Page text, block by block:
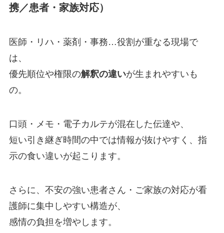
携／患者・家族対応）
医師・リハ・薬剤・事務…役割が重なる現場で
は、
優先順位や権限の解釈の違いが生まれやすいも
の。
口頭・メモ・電子カルテが混在した伝達や、
短い引き継ぎ時間の中では情報が抜けやすく、指
示の食い違いが起こります。
さらに、不安の強い患者さん・ご家族の対応が看
護師に集中しやすい構造が、
感情の負担を増やします。